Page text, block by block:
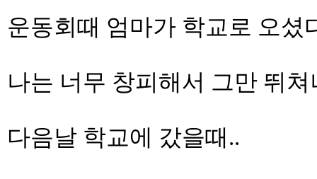
운동회때 엄마가 학교로 오셨
나는 너무 창피해서 그만 뛰쳐
다음날 학교에 갔을때..